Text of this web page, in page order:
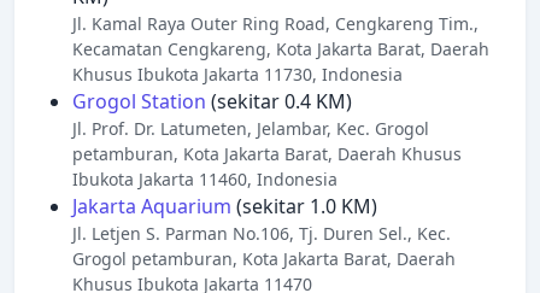
Jl. Kamal Raya Outer Ring Road, Cengkareng Tim.,
Kecamatan Cengkareng, Kota Jakarta Barat, Daerah
Khusus Ibukota Jakarta 11730, Indonesia
Grogol Station (sekitar 0.4 KM)
Jl. Prof. Dr. Latumeten, Jelambar, Kec. Grogol
petamburan, Kota Jakarta Barat, Daerah Khusus
Ibukota Jakarta 11460, Indonesia
Jakarta Aquarium (sekitar 1.0 KM)
Jl. Letjen S. Parman No.106, Tj. Duren Sel., Kec.
Grogol petamburan, Kota Jakarta Barat, Daerah
Khusus Ibukota Jakarta 11470